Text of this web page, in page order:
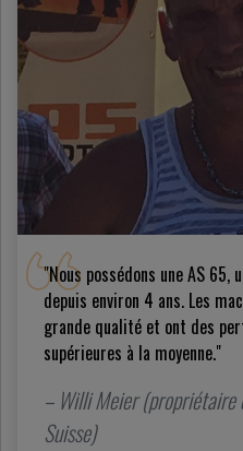
"Nous possédons une AS 65,
depuis environ 4 ans. Les
grande qualité et ont des
supérieures à la moyenne."
– Willi Meier (propriétaire
Suisse)